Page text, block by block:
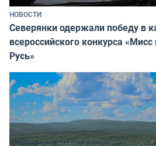
НОВОСТИ
Северянки одержали победу в
всероссийского конкурса
Русь»